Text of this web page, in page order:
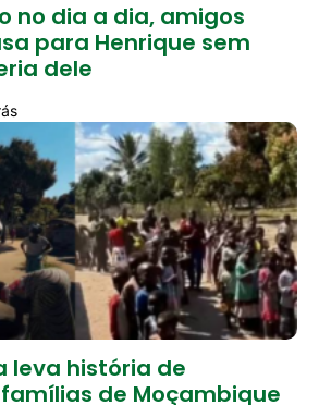
no dia a dia, amigos
para Henrique sem
dele
leva história de
de Moçambique